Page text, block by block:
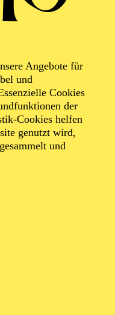
Angebote für
und
Cookies
der
Cookies helfen
genutzt wird,
und
Busch" in
er freischaffend
Ost Berlin